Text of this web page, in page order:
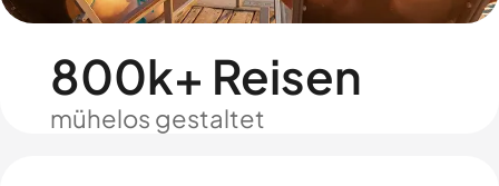
800k+ Reisen
mühelos gestaltet